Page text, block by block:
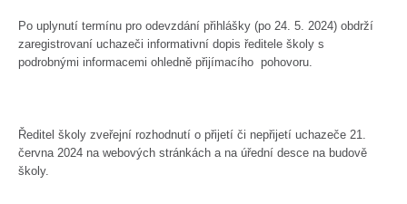
Po uplynutí termínu pro odevzdání přihlášky (po 24. 5. 2024) obdrží
zaregistrovaní uchazeči informativní dopis ředitele školy s
podrobnými informacemi ohledně přijímacího pohovoru.
Ředitel školy zveřejní rozhodnutí o přijetí či nepřijetí uchazeče 21.
června 2024 na webových stránkách a na úřední desce na budově
školy.